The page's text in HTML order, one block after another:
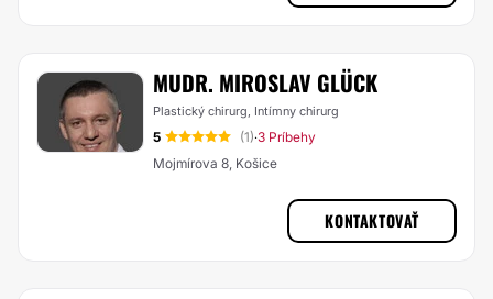
MUDR. MIROSLAV GLÜCK
Plastický chirurg, Intímny chirurg
5 (1)·3 Príbehy
Mojmírova 8, Košice
KONTAKTOVAŤ